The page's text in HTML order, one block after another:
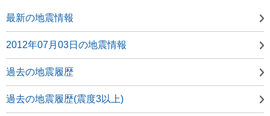
最新の地震情報
2012年07月03日の地震情報
過去の地震履歴
過去の地震履歴(震度3以上)